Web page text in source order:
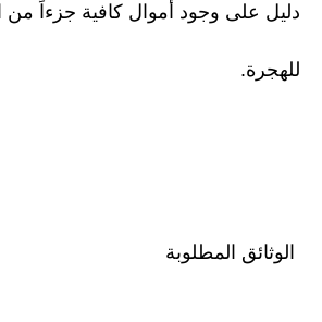
دليل على وجود أموال كافية جزءاً
للهجرة.
الوثائق المطلوبة